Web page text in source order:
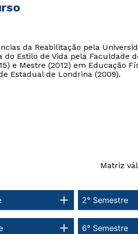
da Reabilitação pela
Estilo de Vida pela Faculdade
e Mestre (2012) em Educação
Estadual de Londrina (2009).
Matriz
6° Semestre
2° Semestre
Estou
envio
Estou
envio